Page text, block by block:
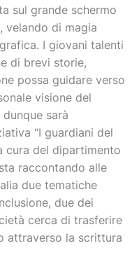
sul grande schermo
velando di magia
I giovani talenti
di brevi storie,
possa guidare verso
visione del
dunque sarà
“I guardiani del
cura del dipartimento
raccontando alle
due tematiche
due dei
cerca di trasferire
attraverso la scrittura